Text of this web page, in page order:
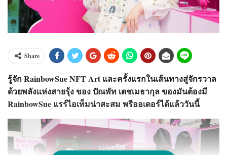
Share
รู้จัก RainbowSue NFT Art และครั้งแรกในเส้นทางสู่จักรวาล
ด้วยพลังแห่งสายรุ้ง ของ ปัณพัท เตชเมธากุลของมันต้องมี
RainbowSue แรร์ไอเท็มน่าสะสม พรีออเดอร์ได้แล้ววันนี้